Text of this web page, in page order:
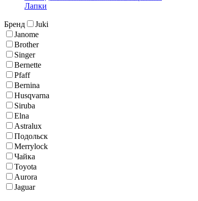
Лапки
Бренд
Juki
Janome
Brother
Singer
Bernette
Pfaff
Bernina
Husqvarna
Siruba
Elna
Astralux
Подольск
Merrylock
Чайка
Toyota
Aurora
Jaguar